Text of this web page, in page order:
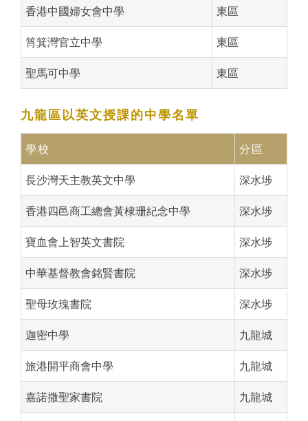
香港中國婦女會中學 東區
筲箕灣官立中學 東區
聖馬可中學 東區
九龍區 以英文授課的中學名單
學校 分區
長沙灣天主教英文中學 深水埗
香港四邑商工總會黃棣珊紀念中學 深水埗
寶血會上智英文書院 深水埗
中華基督教會銘賢書院 深水埗
聖母玫瑰書院 深水埗
迦密中學 九龍城
旅港開平商會中學 九龍城
嘉諾撒聖家書院 九龍城